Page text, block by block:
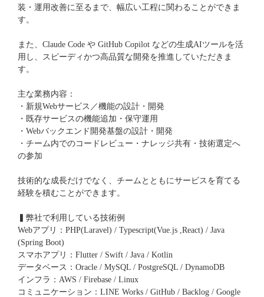
装・運用改善に至るまで、幅広い工程に関わることができま
す。
また、Claude Code や GitHub Copilot などの生成AIツールを活
用し、スピーディかつ高品質な開発を推進していただきま
す。
主な業務内容：
・新規Webサービス／機能の設計・開発
・既存サービスの機能追加・保守運用
・Webバックエンド開発基盤の設計・開発
・チーム内でのコードレビュー・ナレッジ共有・技術選定へ
の参加
技術的な成長だけでなく、チームとともにサービスを育てる
経験を積むことができます。
▍弊社で利用している技術例
Webアプリ：PHP(Laravel) / Typescript(Vue.js ,React) / Java
(Spring Boot)
スマホアプリ：Flutter / Swift / Java / Kotlin
データベース：Oracle / MySQL / PostgreSQL / DynamoDB
インフラ：AWS / Firebase / Linux
コミュニケーション：LINE Works / GitHub / Backlog / Google